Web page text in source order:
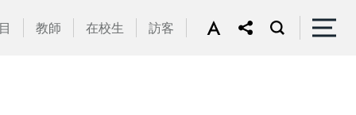
教師 在校生 訪客